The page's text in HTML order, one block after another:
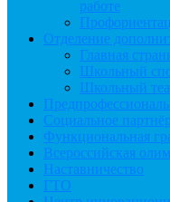
работе
Отделение
Главная
Школьный
Школьный
Социальное
Функциональная
Всероссийская
Наставничество
ГТО